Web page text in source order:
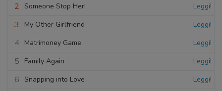
2 Someone Stop Her! Leggi!
3 My Other Girlfriend Leggi!
4 Matrimoney Game Leggi!
5 Family Again Leggi!
6 Snapping into Love Leggi!